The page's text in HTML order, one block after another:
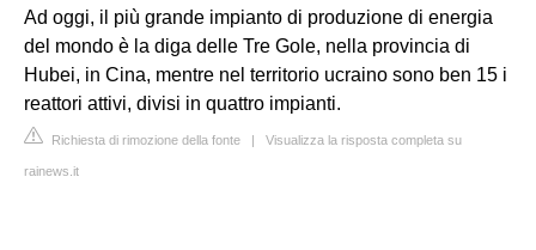
Ad oggi, il più grande impianto di produzione di energia
del mondo è la diga delle Tre Gole, nella provincia di
Hubei, in Cina, mentre nel territorio ucraino sono ben 15 i
reattori attivi, divisi in quattro impianti.
Richiesta di rimozione della fonte Visualizza la risposta completa su
rainews.it